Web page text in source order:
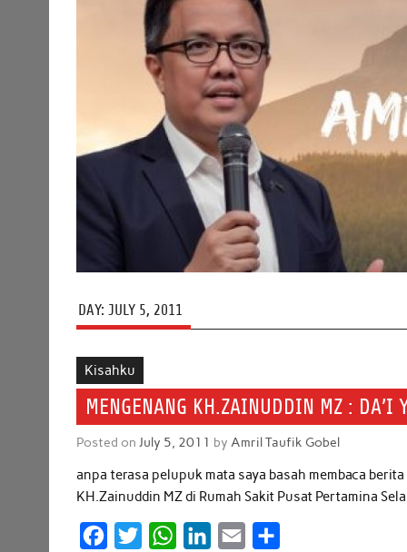
DAY: JULY 5, 2011
Kisahku
MENGENANG KH.ZAINUDDIN MZ : DA’I
Posted on July 5, 2011 by Amril Taufik Gobel
anpa terasa pelupuk mata saya basah membaca
KH.Zainuddin MZ di Rumah Sakit Pusat Pertamina
W